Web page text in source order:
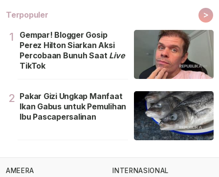
Terpopuler >
1
Gempar! Blogger Gosip
Perez Hilton Siarkan Aksi
Percobaan Bunuh Saat Live
TikTok
2 Pakar Gizi Ungkap Manfaat
Ikan Gabus untuk Pemulihan
Ibu Pascapersalinan
AMEERA INTERNASIONAL